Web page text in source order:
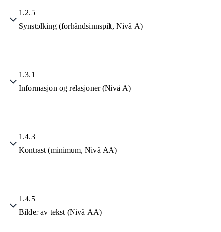
1.2.5
Synstolking (forhåndsinnspilt, Nivå A)
1.3.1
Informasjon og relasjoner (Nivå A)
1.4.3
Kontrast (minimum, Nivå AA)
1.4.5
Bilder av tekst (Nivå AA)